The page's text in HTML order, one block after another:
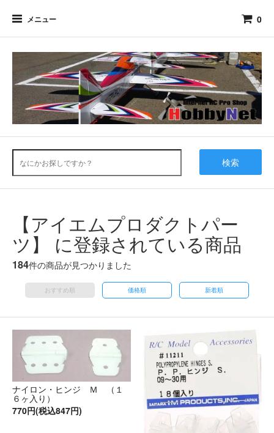
メニュー 0
検索
【アイエムプロダクトパー
ツ】 に登録されている商品
184件の商品が見つかりました
おすすめ順 価格順 新着順
ナイロン・ヒンジ Ｍ （１
６ヶ入り）
770円(税込847円)